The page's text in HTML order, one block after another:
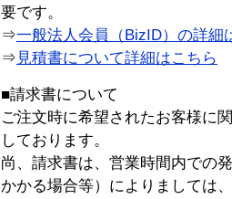
要です。
⇒一般法人会員（BizID）の詳細
⇒ 見積書について詳細はこちら
■請求書について
ご注文時に希望されたお客様に
しております。
尚、請求書は、営業時間内での
かかる場合等）によりましては